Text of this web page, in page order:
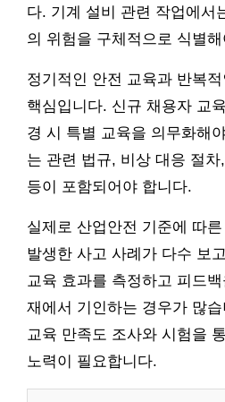
다. 기계 설비 관련 작업에서
의 위험을 구체적으로 식별
정기적인 안전 교육과 반복
핵심입니다. 신규 채용자 교
경 시 특별 교육을 의무화해
는 관련 법규, 비상 대응 절
등이 포함되어야 합니다.
실제로 산업안전 기준에 따
발생한 사고 사례가 다수 보
교육 효과를 측정하고 피드
재에서 기인하는 경우가 많
교육 만족도 조사와 시험을
노력이 필요합니다.